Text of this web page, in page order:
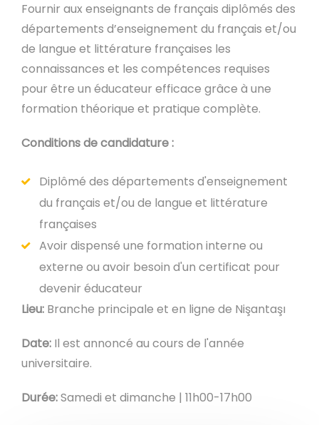
Fournir aux enseignants de français diplômés des
départements d’enseignement du français et/ou
de langue et littérature françaises les
connaissances et les compétences requises
pour être un éducateur efficace grâce à une
formation théorique et pratique complète.
Conditions de candidature :
Diplômé des départements d'enseignement
du français et/ou de langue et littérature
françaises
Avoir dispensé une formation interne ou
externe ou avoir besoin d'un certificat pour
devenir éducateur
Lieu: Branche principale et en ligne de Nişantaşı
Date: Il est annoncé au cours de l'année
universitaire.
Durée:Samedi et dimanche | 11h00-17h00